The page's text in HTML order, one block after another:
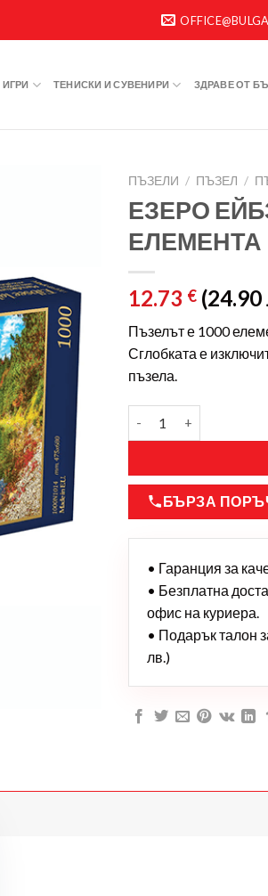
ТЕНИСКИ И СУВЕНИРИ ЗДРАВЕ ОТ
ПЪЗЕЛИ / ПЪЗЕЛ /
ЕЗЕРО
ЕЛЕМЕНТА
12.73 € (24.90
Пъзелът е 1000
Сглобката е
пъзела.
БЪРЗА
• Гаранция за
• Безплатна
офис на куриера.
• Подарък талон
лв.)